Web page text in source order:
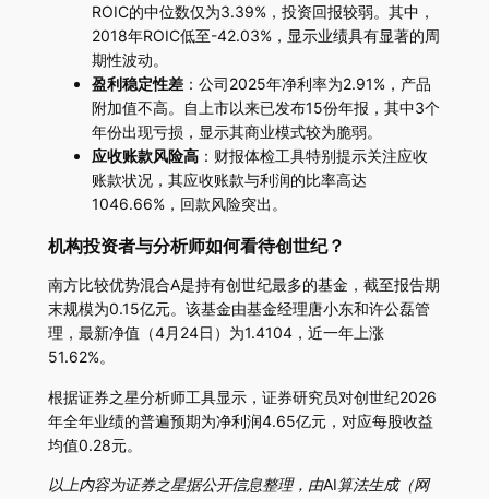
ROIC的中位数仅为3.39%，投资回报较弱。其中，
2018年ROIC低至-42.03%，显示业绩具有显著的周
期性波动。
盈利稳定性差：公司2025年净利率为2.91%，产品
附加值不高。自上市以来已发布15份年报，其中3个
年份出现亏损，显示其商业模式较为脆弱。
应收账款风险高：财报体检工具特别提示关注应收
账款状况，其应收账款与利润的比率高达
1046.66%，回款风险突出。
机构投资者与分析师如何看待创世纪？
南方比较优势混合A是持有创世纪最多的基金，截至报告期
末规模为0.15亿元。该基金由基金经理唐小东和许公磊管
理，最新净值（4月24日）为1.4104，近一年上涨
51.62%。
根据证券之星分析师工具显示，证券研究员对创世纪2026
年全年业绩的普遍预期为净利润4.65亿元，对应每股收益
均值0.28元。
以上内容为证券之星据公开信息整理，由AI算法生成（网